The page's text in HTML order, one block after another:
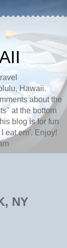
Hawaii.
about the
at the bottom
blog is for fun
eat em'. Enjoy!
NY